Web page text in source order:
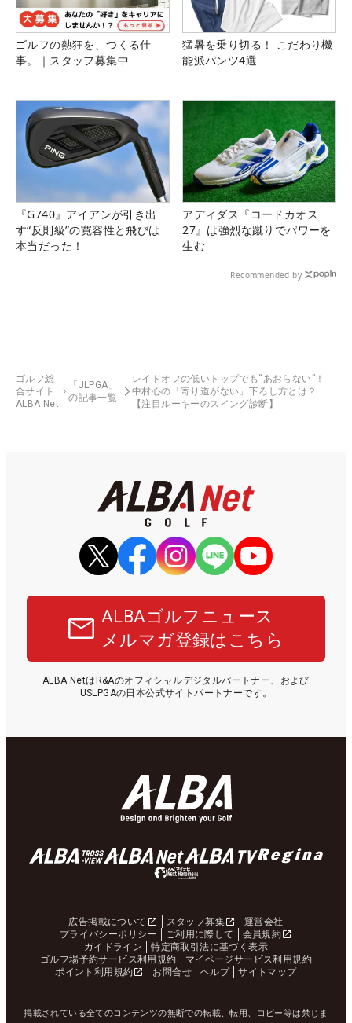
ゴルフの熱狂を、つくる仕
事。｜スタッフ募集中
猛暑を乗り切る！ こだわり機
能派パンツ4選
『G740』アイアンが引き出
す“反則級”の寛容性と飛びは
本当だった！
アディダス『コードカオス
27』は強烈な蹴りでパワーを
生む
Recommended by
ゴルフ総
合サイト
ALBA Net
「JLPGA」
の記事一覧
レイドオフの低いトップでも“あおらない”！
中村心の「寄り道がない」下ろし方とは？
【注目ルーキーのスイング診断】
ALBAゴルフニュース
メルマガ登録はこちら
ALBA NetはR&Aのオフィシャルデジタルパートナー、および
USLPGAの日本公式サイトパートナーです。
広告掲載について スタッフ募集
運営会社
プライバシーポリシー
ご利用に際して
会員規約
ガイドライン
特定商取引法に基づく表示
ゴルフ場予約サービス利用規約
マイページサービス利用規約
ポイント利用規約
お問合せ ヘルプ サイトマップ
掲載されている全てのコンテンツの無断での転載、転用、コピー等は禁じま